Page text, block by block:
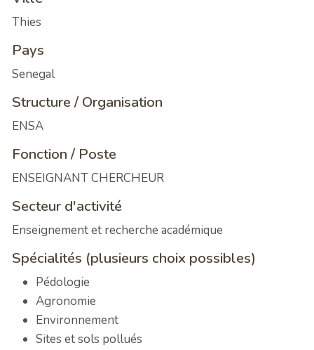
Thies
Pays
Senegal
Structure / Organisation
ENSA
Fonction / Poste
ENSEIGNANT CHERCHEUR
Secteur d'activité
Enseignement et recherche académique
Spécialités (plusieurs choix possibles)
Pédologie
Agronomie
Environnement
Sites et sols pollués